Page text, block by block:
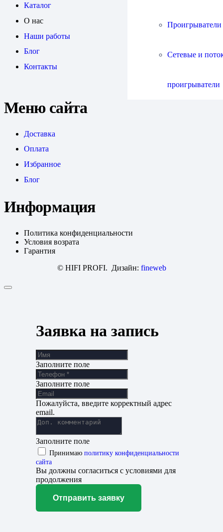
Сетевые и
проигрыватели
Каталог
О нас
Наши работы
Блог
Контакты
Меню сайта
Доставка
Оплата
Избранное
Блог
Информация
Политика конфиденциальности
Условия возрата
Гарантия
© HIFI PROFI. Дизайн: fineweb
Заявка на запись
Заполните поле
Заполните поле
Пожалуйста, введите корректный адрес
email.
Заполните поле
Принимаю политику конфиденциальности
сайта
Вы должны согласиться с условиями для
продолжения
Отправить заявку